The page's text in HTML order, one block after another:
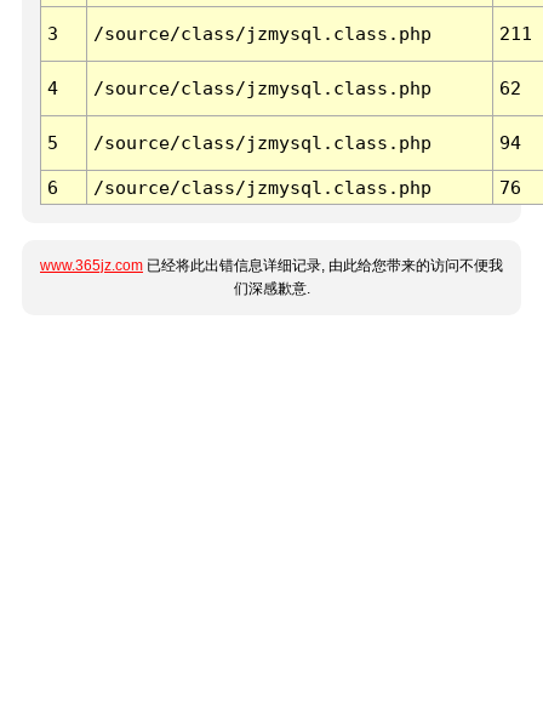
3 /source/class/jzmysql.class.php 211
4 /source/class/jzmysql.class.php 62
5 /source/class/jzmysql.class.php 94
6 /source/class/jzmysql.class.php 76
www.365jz.com 已经将此出错信息详细记录, 由此给您带来的访问不便我
们深感歉意.